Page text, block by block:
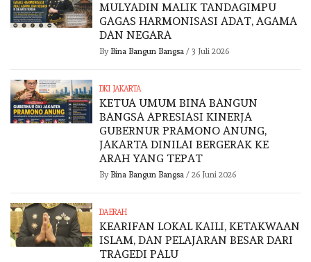
MULYADIN MALIK TANDAGIMPU
GAGAS HARMONISASI ADAT, AGAMA
DAN NEGARA
By Bina Bangun Bangsa/ 3 Juli 2026
DKI JAKARTA
KETUA UMUM BINA BANGUN
BANGSA APRESIASI KINERJA
GUBERNUR PRAMONO ANUNG,
JAKARTA DINILAI BERGERAK KE
ARAH YANG TEPAT
By Bina Bangun Bangsa/ 26 Juni 2026
DAERAH
KEARIFAN LOKAL KAILI, KETAKWAAN
ISLAM, DAN PELAJARAN BESAR DARI
TRAGEDI PALU